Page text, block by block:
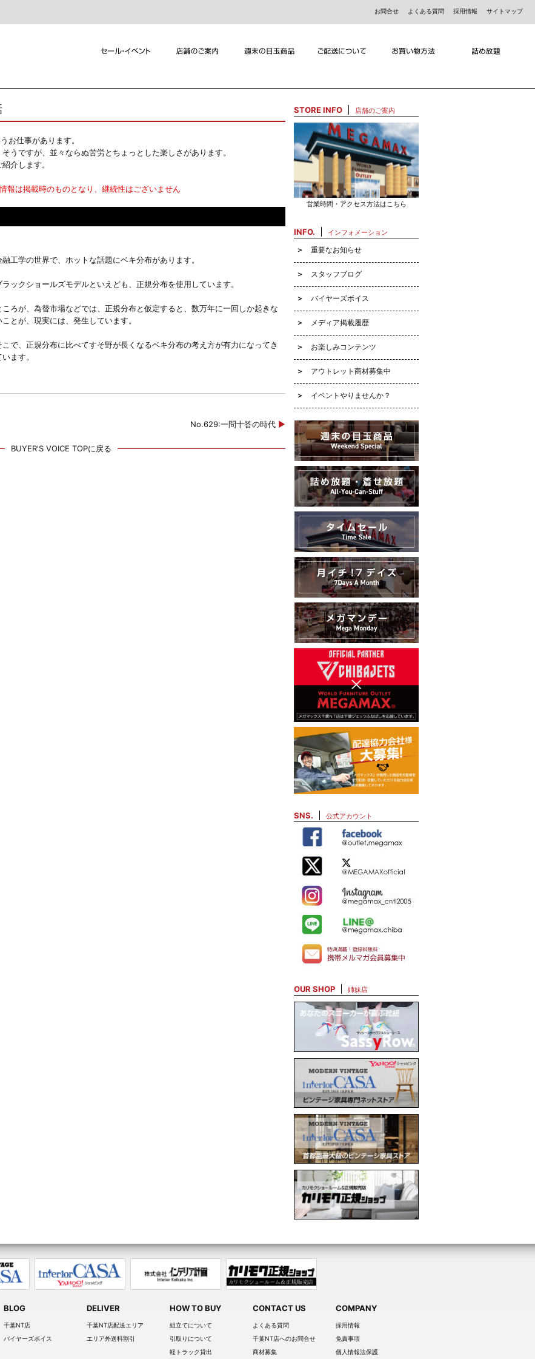
お問合せ よくある質問 採用情報 サイトマップ
お仕事があります。
うですが、並々ならぬ苦労とちょっとした楽しさがあります。
介します。
報は掲載時のものとなり、継続性はございません
融工学の世界で、ホットな話題にベキ分布があります。
ラックショールズモデルといえども、正規分布を使用しています。
ころが、為替市場などでは、正規分布と仮定すると、数万年に一回しか起きな
ことが、現実には、発生しています。
こで、正規分布に比べてすそ野が長くなるベキ分布の考え方が有力になってき
ます。
No.629:一問十答の時代 ▶
BUYER'S VOICE TOPに戻る
STORE INFO 店舗のご案内
営業時間・アクセス方法はこちら
INFO. インフォメーション
重要なお知らせ
スタッフブログ
バイヤーズボイス
メディア掲載履歴
お楽しみコンテンツ
アウトレット商材募集中
イベントやりませんか？
SNS. 公式アカウント
OUR SHOP 姉妹店
BLOG
千葉NT店
バイヤーズボイス
DELIVER
千葉NT店配送エリア
エリア外送料割引
HOW TO BUY
組立てについて
引取りについて
軽トラック貸出
CONTACT US
よくある質問
千葉NT店へのお問合せ
商材募集
COMPANY
採用情報
免責事項
個人情報法保護